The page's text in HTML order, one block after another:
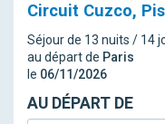
Circuit Cuzco,
Séjour de 13 nuits / 14
au départ de Paris
le 06/11/2026
AU DÉPART DE